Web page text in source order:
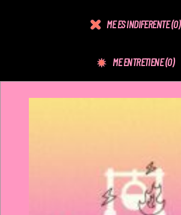
ME ES INDIFERENTE(0)
ME ENTRETIENE(0)